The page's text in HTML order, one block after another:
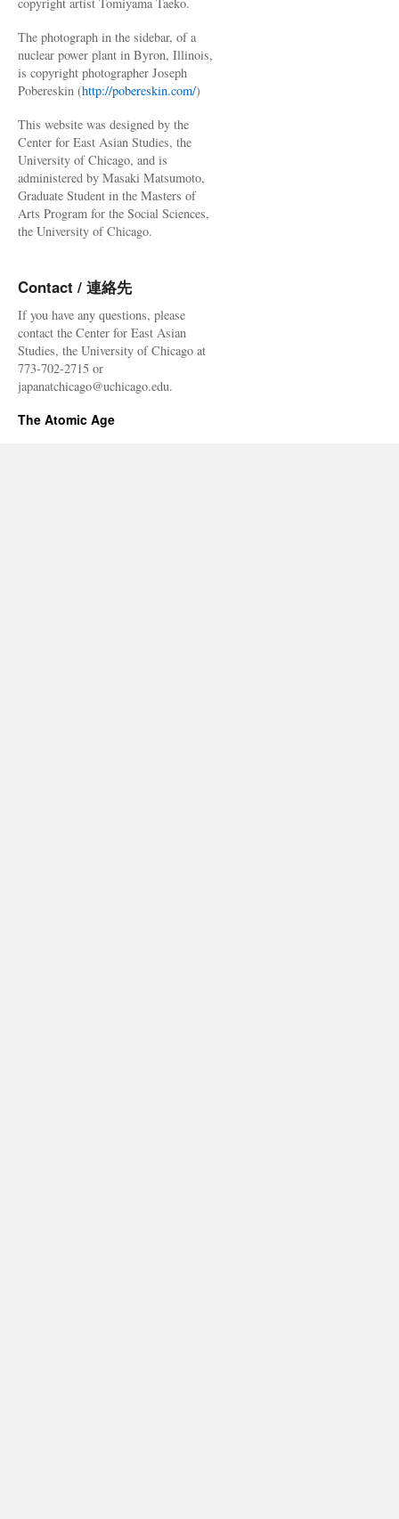
The photograph in the sidebar, of a
nuclear power plant in Byron, Illinois,
is copyright photographer Joseph
Pobereskin (http://pobereskin.com/)
This website was designed by the
Center for East Asian Studies, the
University of Chicago, and is
administered by Masaki Matsumoto,
Graduate Student in the Masters of
Arts Program for the Social Sciences,
the University of Chicago.
Contact / 連絡先
If you have any questions, please
contact the Center for East Asian
Studies, the University of Chicago at
773-702-2715 or
japanatchicago@uchicago.edu.
The Atomic Age